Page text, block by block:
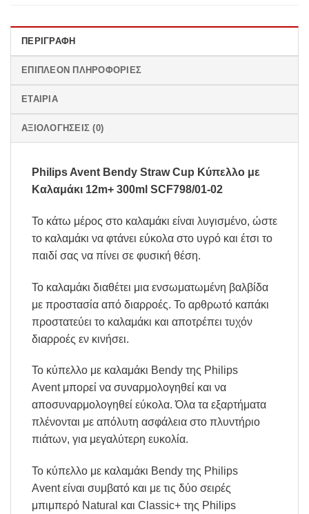
ΠΕΡΙΓΡΑΦΉ
ΕΠΙΠΛΈΟΝ ΠΛΗΡΟΦΟΡΊΕΣ
ΕΤΑΙΡΊΑ
ΑΞΙΟΛΟΓΉΣΕΙΣ (0)
Philips Avent Bendy Straw Cup Κύπελλο με
Καλαμάκι 12m+ 300ml SCF798/01-02
Το κάτω μέρος στο καλαμάκι είναι λυγισμένο, ώστε
το καλαμάκι να φτάνει εύκολα στο υγρό και έτσι το
παιδί σας να πίνει σε φυσική θέση.
Το καλαμάκι διαθέτει μια ενσωματωμένη βαλβίδα
με προστασία από διαρροές. Το αρθρωτό καπάκι
προστατεύει το καλαμάκι και αποτρέπει τυχόν
διαρροές εν κινήσει.
Το κύπελλο με καλαμάκι Bendy της Philips
Avent μπορεί να συναρμολογηθεί και να
αποσυναρμολογηθεί εύκολα. Όλα τα εξαρτήματα
πλένονται με απόλυτη ασφάλεια στο πλυντήριο
πιάτων, για μεγαλύτερη ευκολία.
Το κύπελλο με καλαμάκι Bendy της Philips
Avent είναι συμβατό και με τις δύο σειρές
μπιμπερό Natural και Classic+ της Philips